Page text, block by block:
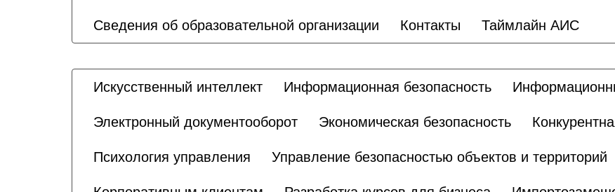
Сведения об образовательной организации Контакты Таймлайн АИС
Искусственный интеллект Информационная безопасность
Электронный документооборот Экономическая безопасность
Психология управления Управление безопасностью объектов и территорий